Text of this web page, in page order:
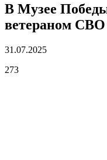
В Музее
ветераном СВО
31.07.2025
273